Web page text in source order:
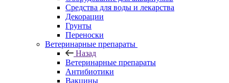
Средства для воды и лекарства
Декорации
Грунты
Переноски
Ветеринарные препараты
Назад
Ветеринарные препараты
Антибиотики
Вакцины